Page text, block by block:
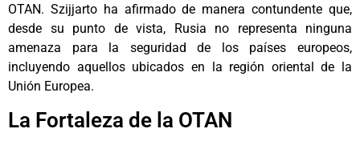
OTAN. Szijjarto ha afirmado de manera contundente que,
desde su punto de vista, Rusia no representa ninguna
amenaza para la seguridad de los países europeos,
incluyendo aquellos ubicados en la región oriental de la
Unión Europea.
La Fortaleza de la OTAN